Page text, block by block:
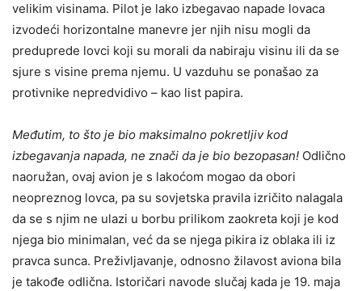
velikim visinama. Pilot je lako izbegavao napade lovaca
izvodeći horizontalne manevre jer njih nisu mogli da
preduprede lovci koji su morali da nabiraju visinu ili da se
sjure s visine prema njemu. U vazduhu se ponašao za
protivnike nepredvidivo – kao list papira.
Međutim, to što je bio maksimalno pokretljiv kod
izbegavanja napada, ne znači da je bio bezopasan! Odlično
naoružan, ovaj avion je s lakoćom mogao da obori
neopreznog lovca, pa su sovjetska pravila izričito nalagala
da se s njim ne ulazi u borbu prilikom zaokreta koji je kod
njega bio minimalan, već da se njega pikira iz oblaka ili iz
pravca sunca. Preživljavanje, odnosno žilavost aviona bila
je takođe odlična. Istoričari navode slučaj kada je 19. maja